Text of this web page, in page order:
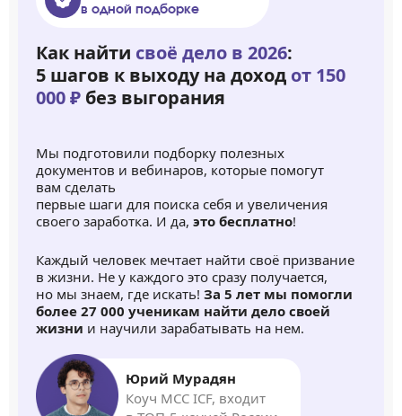
в одной подборке
Как найти своё дело в 2026:
5 шагов к выходу на доход от 150
000 ₽ без выгорания
Мы подготовили подборку полезных
документов и вебинаров, которые помогут
вам сделать
первые шаги для поиска себя и увеличения
своего заработка. И да, это бесплатно!
Каждый человек мечтает найти своё призвание
в жизни. Не у каждого это сразу получается,
но мы знаем, где искать! За 5 лет мы помогли
более 27 000 ученикам найти дело своей
жизни и научили зарабатывать на нем.
Юрий Мурадян
Коуч MCC ICF, входит